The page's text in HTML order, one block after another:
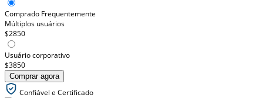
Comprado Frequentemente
Múltiplos usuários
$2850
Usuário corporativo
$3850
Comprar agora
Confiável e Certificado